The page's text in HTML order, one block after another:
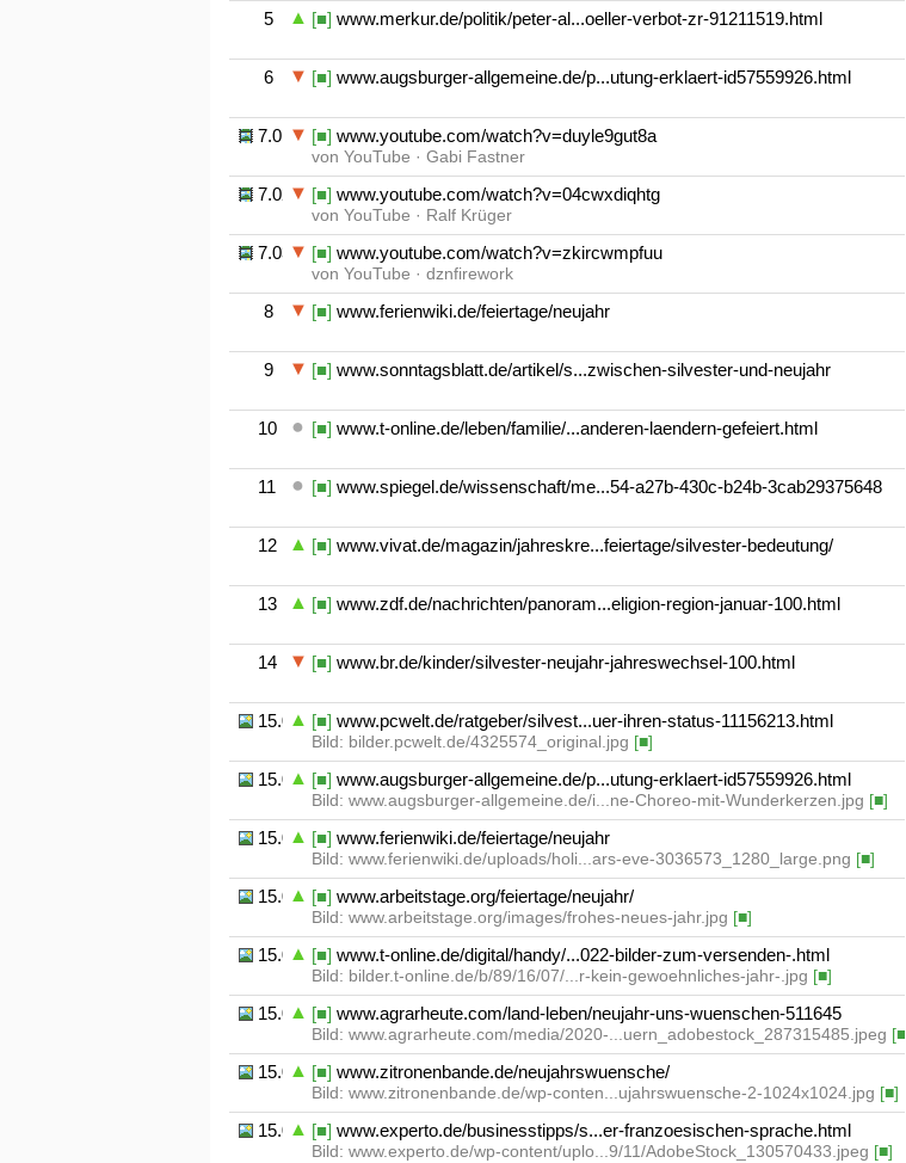
5 [■] www.merkur.de/politik/peter-al...oeller-verbot-zr-91211519.html
6 [■] www.augsburger-allgemeine.de/p...utung-erklaert-id57559926.html
7.01 [■] www.youtube.com/watch?v=duyle9gut8a
von YouTube · Gabi Fastner
7.02 [■] www.youtube.com/watch?v=04cwxdiqhtg
von YouTube · Ralf Krüger
7.03 [■] www.youtube.com/watch?v=zkircwmpfuu
von YouTube · dznfirework
8 [■] www.ferienwiki.de/feiertage/neujahr
9 [■] www.sonntagsblatt.de/artikel/s...zwischen-silvester-und-neujahr
10 [■] www.t-online.de/leben/familie/...anderen-laendern-gefeiert.html
11 [■] www.spiegel.de/wissenschaft/me...54-a27b-430c-b24b-3cab29375648
12 [■] www.vivat.de/magazin/jahreskre...feiertage/silvester-bedeutung/
13 [■] www.zdf.de/nachrichten/panoram...eligion-region-januar-100.html
14 [■] www.br.de/kinder/silvester-neujahr-jahreswechsel-100.html
15.01 [■] www.pcwelt.de/ratgeber/silvest...uer-ihren-status-11156213.html
Bild: bilder.pcwelt.de/4325574_original.jpg [■]
15.02 [■] www.augsburger-allgemeine.de/p...utung-erklaert-id57559926.html
Bild: www.augsburger-allgemeine.de/i...ne-Choreo-mit-Wunderkerzen.jpg [■]
15.03 [■] www.ferienwiki.de/feiertage/neujahr
Bild: www.ferienwiki.de/uploads/holi...ars-eve-3036573_1280_large.png [■]
15.04 [■] www.arbeitstage.org/feiertage/neujahr/
Bild: www.arbeitstage.org/images/frohes-neues-jahr.jpg [■]
15.05 [■] www.t-online.de/digital/handy/...022-bilder-zum-versenden-.html
Bild: bilder.t-online.de/b/89/16/07/...r-kein-gewoehnliches-jahr-.jpg [■]
15.06 [■] www.agrarheute.com/land-leben/neujahr-uns-wuenschen-511645
Bild: www.agrarheute.com/media/2020-...uern_adobestock_287315485.jpeg [■]
15.07 [■] www.zitronenbande.de/neujahrswuensche/
Bild: www.zitronenbande.de/wp-conten...ujahrswuensche-2-1024x1024.jpg [■]
15.08 [■] www.experto.de/businesstipps/s...er-franzoesischen-sprache.html
Bild: www.experto.de/wp-content/uplo...9/11/AdobeStock_130570433.jpeg [■]